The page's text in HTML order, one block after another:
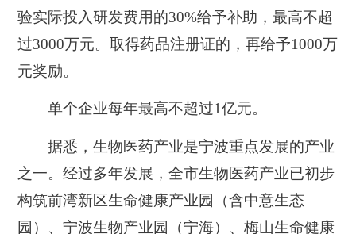
验实际投入研发费用的30%给予补助，最高不超
过3000万元。取得药品注册证的，再给予1000万
元奖励。
单个企业每年最高不超过1亿元。
据悉，生物医药产业是宁波重点发展的产业
之一。经过多年发展，全市生物医药产业已初步
构筑前湾新区生命健康产业园（含中意生态
园）、宁波生物产业园（宁海）、梅山生命健康